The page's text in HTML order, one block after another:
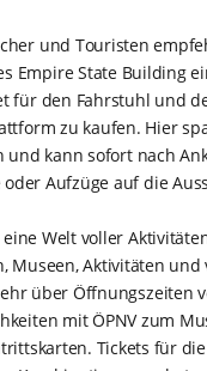
und Touristen
Empire State Building
für den Fahrstuhl und
zu kaufen. Hier
und kann sofort nach
Aufzüge auf die
Welt voller
Museen, Aktivitäten
über Öffnungszeiten
mit ÖPNV zum
Tickets für